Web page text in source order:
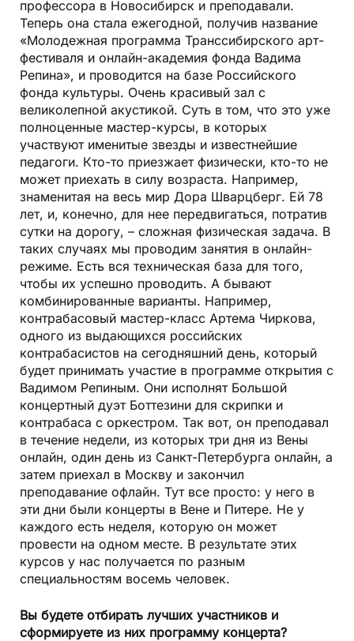
профессора в Новосибирск и преподавали.
Теперь она стала ежегодной, получив название
«Молодежная программа Транссибирского арт-
фестиваля и онлайн-академия фонда Вадима
Репина», и проводится на базе Российского
фонда культуры. Очень красивый зал с
великолепной акустикой. Суть в том, что это уже
полноценные мастер-курсы, в которых
участвуют именитые звезды и известнейшие
педагоги. Кто-то приезжает физически, кто-то не
может приехать в силу возраста. Например,
знаменитая на весь мир Дора Шварцберг. Ей 78
лет, и, конечно, для нее передвигаться, потратив
сутки на дорогу, – сложная физическая задача. В
таких случаях мы проводим занятия в онлайн-
режиме. Есть вся техническая база для того,
чтобы их успешно проводить. А бывают
комбинированные варианты. Например,
контрабасовый мастер-класс Артема Чиркова,
одного из выдающихся российских
контрабасистов на сегодняшний день, который
будет принимать участие в программе открытия с
Вадимом Репиным. Они исполнят Большой
концертный дуэт Боттезини для скрипки и
контрабаса с оркестром. Так вот, он преподавал
в течение недели, из которых три дня из Вены
онлайн, один день из Санкт-Петербурга онлайн, а
затем приехал в Москву и закончил
преподавание офлайн. Тут все просто: у него в
эти дни были концерты в Вене и Питере. Не у
каждого есть неделя, которую он может
провести на одном месте. В результате этих
курсов у нас получается по разным
специальностям восемь человек.
Вы будете отбирать лучших участников и
сформируете из них программу концерта?